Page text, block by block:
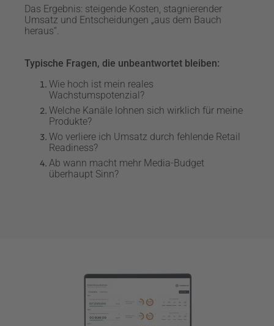
Das Ergebnis: steigende Kosten, stagnierender
Umsatz und Entscheidungen „aus dem Bauch
heraus“.
Typische Fragen, die unbeantwortet bleiben:
Wie hoch ist mein reales
Wachstumspotenzial?
Welche Kanäle lohnen sich wirklich für meine
Produkte?
Wo verliere ich Umsatz durch fehlende Retail
Readiness?
Ab wann macht mehr Media-Budget
überhaupt Sinn?